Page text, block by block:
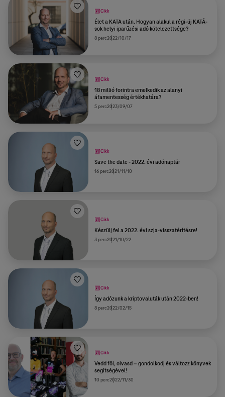
Cikk
Élet a KATA után. Hogyan alakul a régi-új KATÁ-
sok helyi iparűzési adó kötelezettsége?
8 perc2022/10/17
Cikk
18 millió forintra emelkedik az alanyi
áfamentesség értékhatára?
5 perc2023/09/07
Cikk
Save the date - 2022. évi adónaptár
16 perc2021/11/10
Cikk
Készülj fel a 2022. évi szja-visszatérítésre!
3 perc2021/10/22
Cikk
Így adózunk a kriptovaluták után 2022-ben!
8 perc2022/02/15
Cikk
Vedd föl, olvasd – gondolkodj és változz könyvek
segítségével!
10 perc2022/11/30